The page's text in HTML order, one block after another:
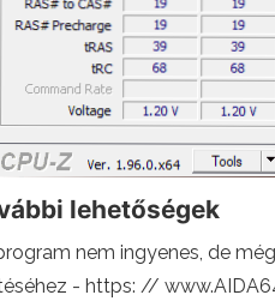
lehetőségek
nem ingyenes, de
- https: //